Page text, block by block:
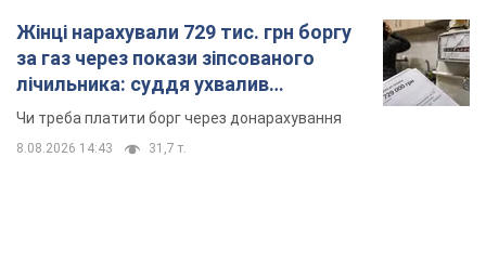
Жінці нарахували 729 тис. грн боргу
за газ через покази зіпсованого
лічильника: суддя ухвалив
неочікуване рішення
Чи треба платити борг через донарахування
8.08.2026 14:43 31,7 т.